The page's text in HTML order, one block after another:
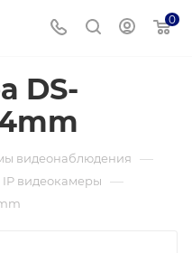
0
DS-
видеонаблюдения —
видеокамеры —